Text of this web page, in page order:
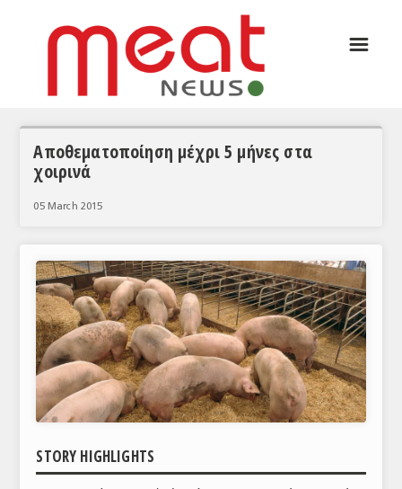
ΣΥΝΕΝΤΕΥΞΕΙΣ
ΘΕΜΑΤΑ
ΚΟΣΜΟΣ
ΕΙΔΗΣΕΙΣ
ΕΥΡΩΠΑΪΚΕΣ ΑΠΟΦΑΣΕΙΣ
ΘΕΜΑΤΑ
ΕΜΠΟΡΙΚΟΣ ΚΑΤΑΛΟΓΟΣ
☰
Αποθεματοποίηση μέχρι 5 μήνες στα
χοιρινά
05 March 2015
STORY HIGHLIGHTS